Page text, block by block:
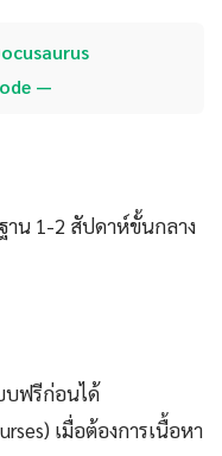
—
น 1-2 สัปดาห์ขั้นกลาง
บฟรีก่อนได้
เมื่อต้องการเนื้อหา